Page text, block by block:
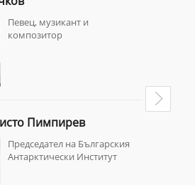
Певец, музикант и
композитор
Пимпирев
Председател на Българския
Aнтарктически Институт